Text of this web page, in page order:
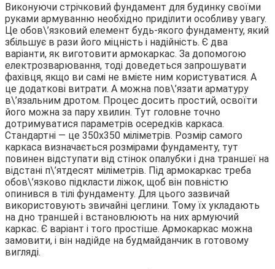
Виконуючи стрічковий фундамент для будинку своїми
руками армуванню необхідно приділити особливу увагу.
Це обов\’язковий елемент будь-якого фундаменту, який
збільшує в рази його міцність і надійність. Є два
варіанти, як виготовити армокаркас. За допомогою
електрозварювання, тоді доведеться запрошувати
фахівця, якщо ви самі не вмієте ним користуватися. А
це додаткові витрати. А можна пов\’язати арматуру
в\’язальним дротом. Процес досить простий, освоїти
його можна за пару хвилин. Тут головне точно
дотримуватися параметрів осередків каркаса.
Стандартні — це 350х350 міліметрів. Розмір самого
каркаса визначається розмірами фундаменту, тут
повинен відступати від стінок опалубки і дна траншеї на
відстані п\’ятдесят міліметрів. Під армокаркас треба
обов\’язково підкласти ліжок, щоб він повністю
опинився в тілі фундаменту. Для цього зазвичай
використовують звичайні цеглини. Тому їх укладають
на дно траншей і встановлюють на них армуючий
каркас. Є варіант і того простіше. Армокаркас можна
замовити, і він надійде на будмайданчик в готовому
вигляді.